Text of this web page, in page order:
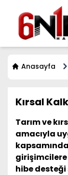
Anasayfa
Kırsal
Tarım ve
amacıyla
girişimcilere
hibe desteği